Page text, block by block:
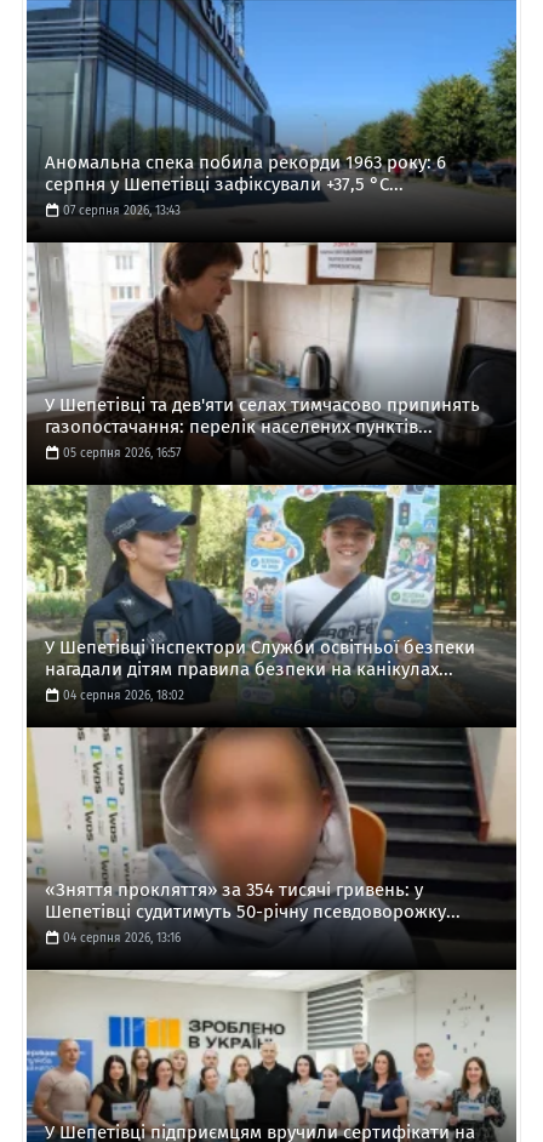
Аномальна спека побила рекорди 1963 року: 6
серпня у Шепетівці зафіксували +37,5 °C...
07 серпня 2026, 13:43
У Шепетівці та дев'яти селах тимчасово припинять
газопостачання: перелік населених пунктів...
05 серпня 2026, 16:57
У Шепетівці інспектори Служби освітньої безпеки
нагадали дітям правила безпеки на канікулах...
04 серпня 2026, 18:02
«Зняття прокляття» за 354 тисячі гривень: у
Шепетівці судитимуть 50-річну псевдоворожку...
04 серпня 2026, 13:16
У Шепетівці підприємцям вручили сертифікати на